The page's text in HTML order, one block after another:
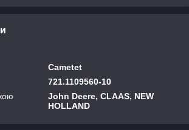
Cametet
721.1109560-10
John Deere, CLAAS, NEW
HOLLAND